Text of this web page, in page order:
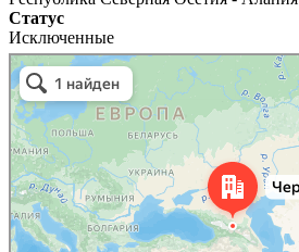
Статус
Исключенные